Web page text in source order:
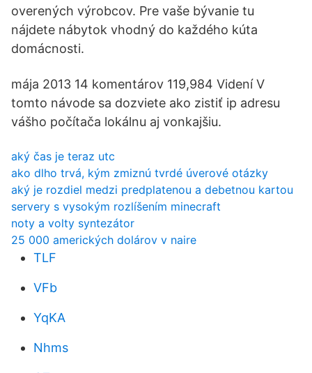
overených výrobcov. Pre vaše bývanie tu
nájdete nábytok vhodný do každého kúta
domácnosti.
mája 2013 14 komentárov 119,984 Videní V
tomto návode sa dozviete ako zistiť ip adresu
vášho počítača lokálnu aj vonkajšiu.
aký čas je teraz utc
ako dlho trvá, kým zmiznú tvrdé úverové otázky
aký je rozdiel medzi predplatenou a debetnou kartou
servery s vysokým rozlíšením minecraft
noty a volty syntezátor
25 000 amerických dolárov v naire
TLF
VFb
YqKA
Nhms